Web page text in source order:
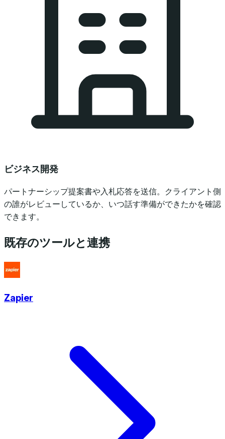
ビジネス開発
パートナーシップ提案書や入札応答を送信。クライアント側
の誰がレビューしているか、いつ話す準備ができたかを確認
できます。
既存のツールと連携
Zapier